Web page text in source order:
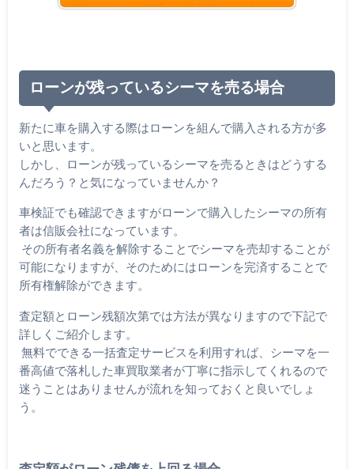
ローンが残っているシーマを売る場合
新たに車を購入する際はローンを組んで購入される方が多
いと思います。
しかし、ローンが残っているシーマを売るときはどうする
んだろう？と気になっていませんか？
車検証でも確認できますがローンで購入したシーマの所有
者は信販会社になっています。
その所有者名義を解除することでシーマを売却することが
可能になりますが、そのためにはローンを完済することで
所有権解除ができます。
査定額とローン残額次第では方法が異なりますので下記で
詳しくご紹介します。
無料でできる一括査定サービスを利用すれば、シーマを一
番高値で落札した車買取業者が丁寧に指示してくれるので
迷うことはありませんが流れを知っておくと良いでしょ
う。